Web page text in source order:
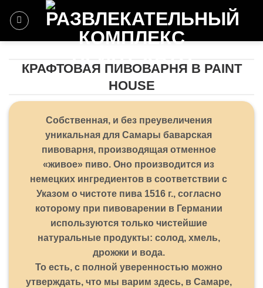
КРАФТОВАЯ ПИВОВАРНЯ В PAINT
HOUSE
Собственная, и без преувеличения
уникальная для Самары баварская
пивоварня, производящая отменное
«живое» пиво. Оно производится из
немецких ингредиентов в соответствии с
Указом о чистоте пива 1516 г., согласно
которому при пивоварении в Германии
используются только чистейшие
натуральные продукты: солод, хмель,
дрожжи и вода.
То есть, с полной уверенностью можно
утверждать, что мы варим здесь, в Самаре,